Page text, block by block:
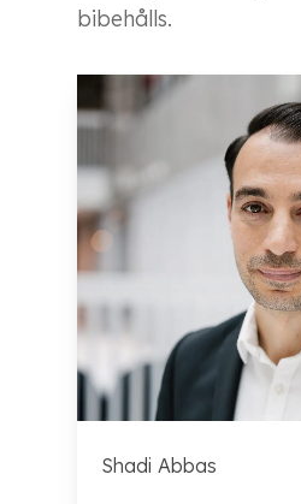
bibehålls.
Shadi Abbas